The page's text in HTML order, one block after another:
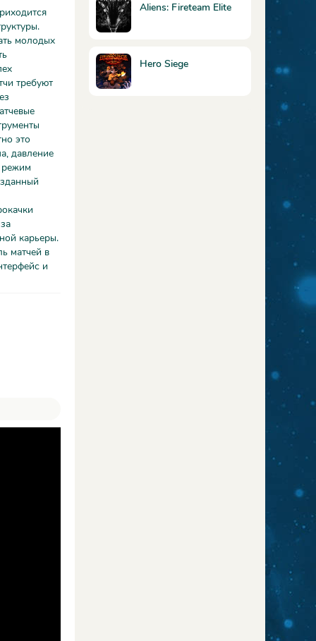
молодых
требуют
это
давление
режим
карьеры.
матчей в
и
Aliens: Fireteam Elite
Hero Siege